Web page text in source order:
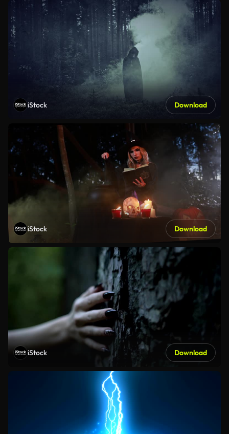
iStock Download
iStock Download
iStock Download